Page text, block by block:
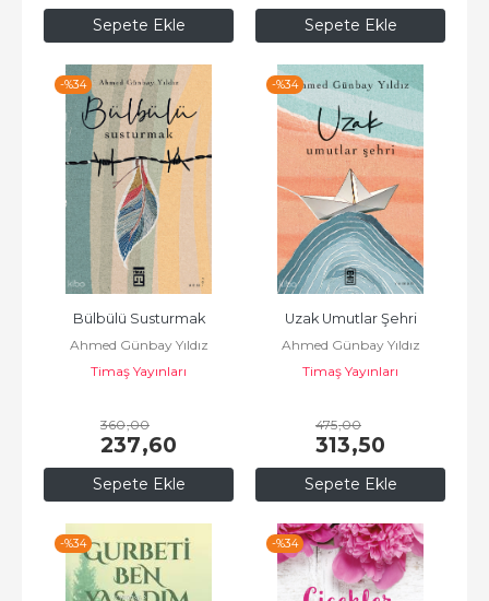
Sepete Ekle Sepete Ekle
-%34
Sepete Ekle
Bülbülü Susturmak
Ahmed Günbay Yıldız
Timaş Yayınları
360,00
237,60
-%34
Sepete Ekle
Uzak Umutlar Şehri
Ahmed Günbay Yıldız
Timaş Yayınları
475,00
313,50
-%34 -%34